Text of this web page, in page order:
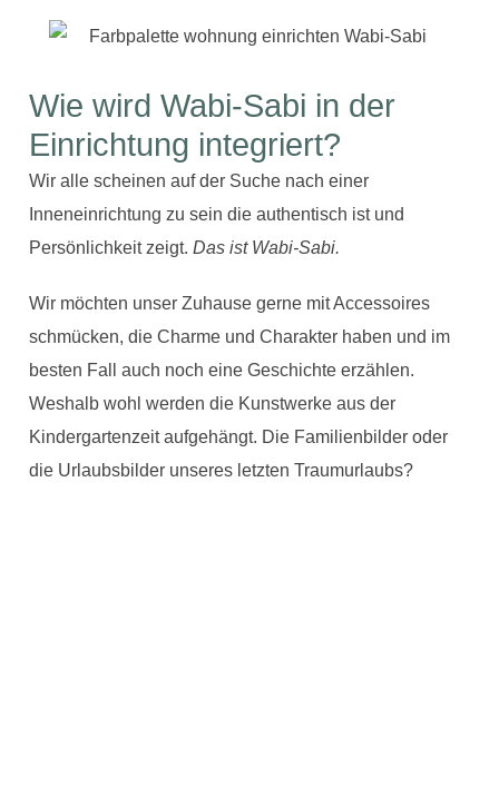
Wie wird Wabi-Sabi in der
Einrichtung integriert?
Wir alle scheinen auf der Suche nach einer
Inneneinrichtung zu sein die authentisch ist und
Persönlichkeit zeigt.Das ist Wabi-Sabi.
Wir möchten unser Zuhause gerne mit Accessoires
schmücken, die Charme und Charakter haben und im
besten Fall auch noch eine Geschichte erzählen.
Weshalb wohl werden die Kunstwerke aus der
Kindergartenzeit aufgehängt. Die Familienbilder oder
die Urlaubsbilder unseres letzten Traumurlaubs?